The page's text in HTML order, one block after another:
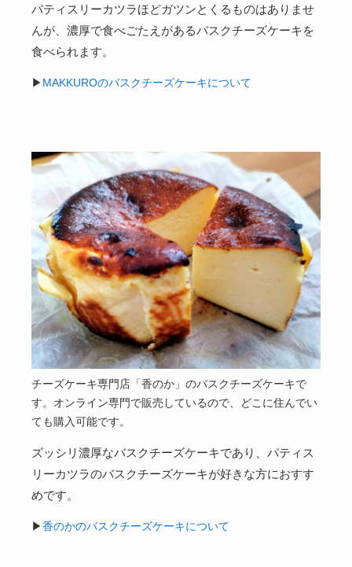
パティスリーカツラほどガツンとくるものはありませ
んが、濃厚で食べごたえがあるバスクチーズケーキを
食べられます。
▶ MAKKUROのバスクチーズケーキについて
チーズケーキ専門店「香のか」のバスクチーズケーキで
す。オンライン専門で販売しているので、どこに住んでい
ても購入可能です。
ズッシリ濃厚なバスクチーズケーキであり、パティス
リーカツラのバスクチーズケーキが好きな方におすす
めです。
▶香のかのバスクチーズケーキについて